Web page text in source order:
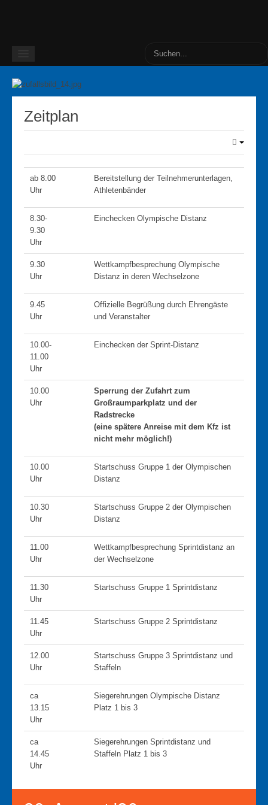
Home
Anmeldung
Bilder 2025 - Jörn von Hassel
Bilder 2025 - Lars Graulo
Bilder 2025 - TSV Otterndorf
Bilder 2024
Weitere Hinweise
Unterkunft
Strecke Olympische Distanz
Zeitplan
Video Radstrecke
Ergebnisse
Ergebnisliste 2023
Ergebnisliste 2022
Ergebnisliste 2018
Ergebnisliste 2019
Ergebnisliste 2017
Ergebnisliste 2016
Kontakt
Zeitplan
ab 8.00
Uhr
Bereitstellung der Teilnehmerunterlagen,
Athletenbänder
8.30-
9.30
Uhr
Einchecken Olympische Distanz
9.30
Uhr
Wettkampfbesprechung Olympische
Distanz in deren Wechselzone
9.45
Uhr
Offizielle Begrüßung durch Ehrengäste
und Veranstalter
10.00-
11.00
Uhr
Einchecken der Sprint-Distanz
10.00
Uhr
Sperrung der Zufahrt zum
Großraumparkplatz und der
Radstrecke
(eine spätere Anreise mit dem Kfz ist
nicht mehr möglich!)
10.00
Uhr
Startschuss Gruppe 1 der Olympischen
Distanz
10.30
Uhr
Startschuss Gruppe 2 der Olympischen
Distanz
11.00
Uhr
Wettkampfbesprechung Sprintdistanz an
der Wechselzone
11.30
Uhr
Startschuss Gruppe 1 Sprintdistanz
11.45
Uhr
Startschuss Gruppe 2 Sprintdistanz
12.00
Uhr
Startschuss Gruppe 3 Sprintdistanz und
Staffeln
ca
13.15
Uhr
Siegerehrungen Olympische Distanz
Platz 1 bis 3
ca
14.45
Uhr
Siegerehrungen Sprintdistanz und
Staffeln Platz 1 bis 3